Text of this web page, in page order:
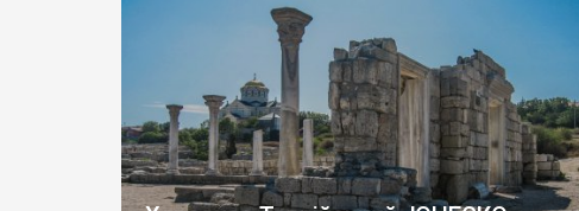
візантійської доби. Раритети викрадені з фондів об’єкту
культурної спадщини ЮНЕСКО «Херсонеса Таврійського».
Офіційно – на виставку «Золото Візантії», але експерти та
влада в Україні вважають це лише […]